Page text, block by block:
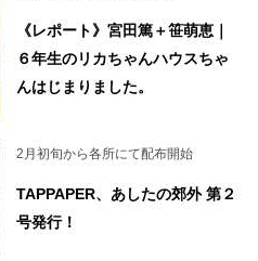
《レポート》宮田篤＋笹萌恵｜
６年生のリカちゃんハウスちゃ
んはじまりました。
2月初旬から各所にて配布開始
TAPPAPER、あしたの郊外 第２
号発行！